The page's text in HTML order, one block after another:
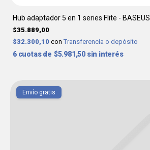
Hub adaptador 5 en 1 series Flite - BASEUS
$35.889,00
$32.300,10 con Transferencia o depósito
6 $5.981,50 sin interés
Envío gratis